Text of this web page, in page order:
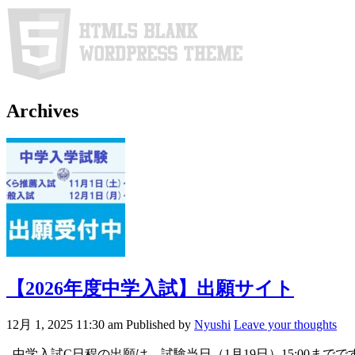
Archives
【2026年度中学入試】出願サイト
12月 1, 2025 11:30 am Published by Nyushi Leave your thoughts